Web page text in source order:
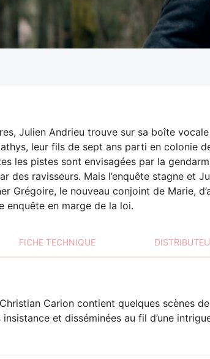
Julien Andrieu trouve sur sa boîte
leur fils de sept ans parti en colonie
les pistes sont envisagées par la
des ravisseurs. Mais l’enquête stagne et
Grégoire, le nouveau conjoint de Marie,
enquête en marge de la loi.
FICHE TECHNIQUE
Carion contient quelques scènes
et disséminées au fil d’une